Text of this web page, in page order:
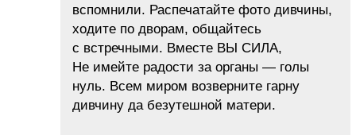
вспомнили. Распечатайте фото дивчины,
ходите по дворам, общайтесь
с встречными. Вместе ВЫ СИЛА,
Не имейте радости за органы — голы
нуль. Всем миром возверните гарну
дивчину да безутешной матери.